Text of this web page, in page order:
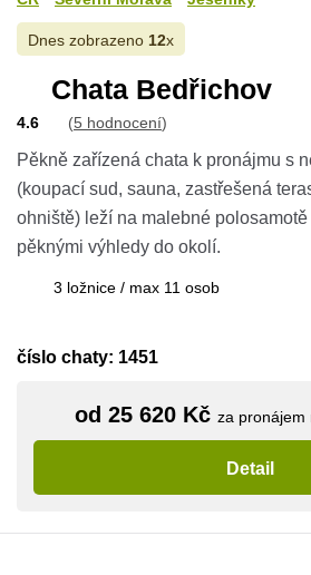
Dnes zobrazeno 12x
Chata Bedřichov
4.6 (5 hodnocení)
Pěkně zařízená chata k pronájmu s
(koupací sud, sauna, zastřešená
ohniště) leží na malebné
pěknými výhledy do okolí.
3 ložnice / max 11 osob
číslo chaty: 1451
od 25 620 Kč za pronájem
Detail